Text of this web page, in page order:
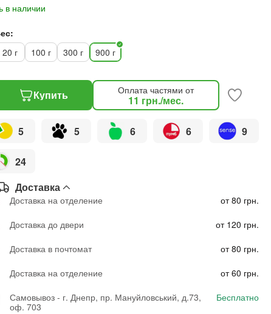
в наличии
20 г
100 г 300 г 900 г
Купить Оплата частями от
11 грн./мес.
5 5 6 6 9
24
Доставка
Доставка на отделение
от 80 грн.
Доставка до двери
от 120 грн.
Доставка в почтомат
от 80 грн.
Доставка на отделение
от 60 грн.
Самовывоз - г. Днепр, пр. Мануйловський, д.73,
оф. 703
Бесплатно